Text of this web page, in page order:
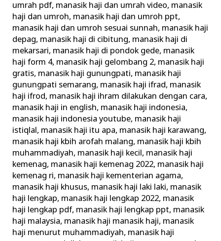
umrah pdf, manasik haji dan umrah video, manasik
haji dan umroh, manasik haji dan umroh ppt,
manasik haji dan umroh sesuai sunnah, manasik haji
depag, manasik haji di cibitung, manasik haji di
mekarsari, manasik haji di pondok gede, manasik
haji form 4, manasik haji gelombang 2, manasik haji
gratis, manasik haji gunungpati, manasik haji
gunungpati semarang, manasik haji ifrad, manasik
haji ifrod, manasik haji ihram dilakukan dengan cara,
manasik haji in english, manasik haji indonesia,
manasik haji indonesia youtube, manasik haji
istiqlal, manasik haji itu apa, manasik haji karawang,
manasik haji kbih arofah malang, manasik haji kbih
muhammadiyah, manasik haji kecil, manasik haji
kemenag, manasik haji kemenag 2022, manasik haji
kemenag ri, manasik haji kementerian agama,
manasik haji khusus, manasik haji laki laki, manasik
haji lengkap, manasik haji lengkap 2022, manasik
haji lengkap pdf, manasik haji lengkap ppt, manasik
haji malaysia, manasik haji manasik haji, manasik
haji menurut muhammadiyah, manasik haji